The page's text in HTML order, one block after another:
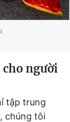
người
tập trung
chúng tôi